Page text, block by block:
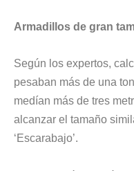
Armadillos de gran
Según los expertos,
pesaban más de una
medían más de tres
alcanzar el tamaño
‘Escarabajo’.